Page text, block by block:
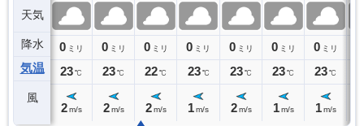
天気
降水
気温
風
0ミリ
23℃
0 ミリ
23℃
2 m/s
0 ミリ
23℃
2 m/s
0 ミリ
22℃
2 m/s
0 ミリ
23 ℃
1m/s
0 ミリ
23℃
2 m/s
0 ミリ
23℃
1 m/s
0 ミリ
23℃
1 m/s